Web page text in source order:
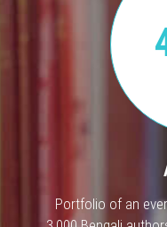
Portfolio of an